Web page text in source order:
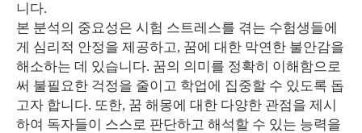
니다.
본 분석의 중요성은 시험 스트레스를 겪는 수험생들에
게 심리적 안정을 제공하고, 꿈에 대한 막연한 불안감을
해소하는 데 있습니다. 꿈의 의미를 정확히 이해함으로
써 불필요한 걱정을 줄이고 학업에 집중할 수 있도록 돕
고자 합니다. 또한, 꿈 해몽에 대한 다양한 관점을 제시
하여 독자들이 스스로 판단하고 해석할 수 있는 능력을